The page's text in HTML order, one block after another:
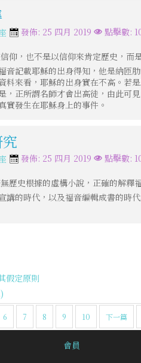
發佈: 25 四月 2019 點擊數:
仰，也不是以信仰來肯定歷史，而
音記載耶穌的出身得知，他是納匝
來看，耶穌的出身實在不高。若
，正所謂名師才會出高徒，由此可
實發生在耶穌身上的事件。
發佈: 25 四月 2019 點擊數:
歷史根據的虛構小說，正確的解釋
講的時代，以及福音編輯成書的時
假定原則
6 7 8 9 10 下一篇
會員